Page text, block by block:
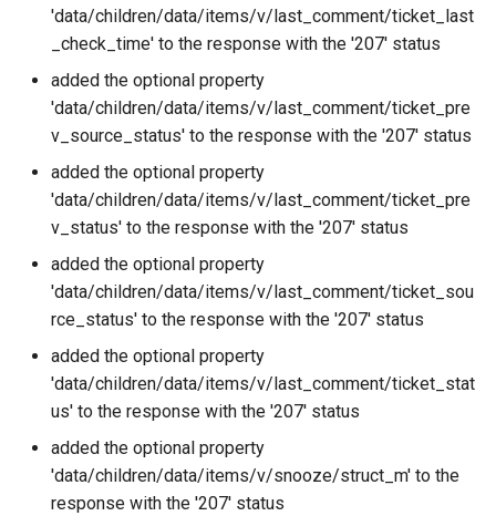
'data/children/data/items/v/last_comment/ticket_last
_check_time' to the response with the '207' status
added the optional property
'data/children/data/items/v/last_comment/ticket_pre
v_source_status' to the response with the '207' status
added the optional property
'data/children/data/items/v/last_comment/ticket_pre
v_status' to the response with the '207' status
added the optional property
'data/children/data/items/v/last_comment/ticket_sou
rce_status' to the response with the '207' status
added the optional property
'data/children/data/items/v/last_comment/ticket_stat
us' to the response with the '207' status
added the optional property
'data/children/data/items/v/snooze/struct_m' to the
response with the '207' status